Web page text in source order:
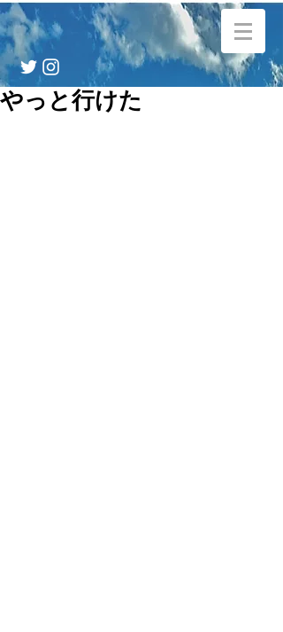
やっと行けた